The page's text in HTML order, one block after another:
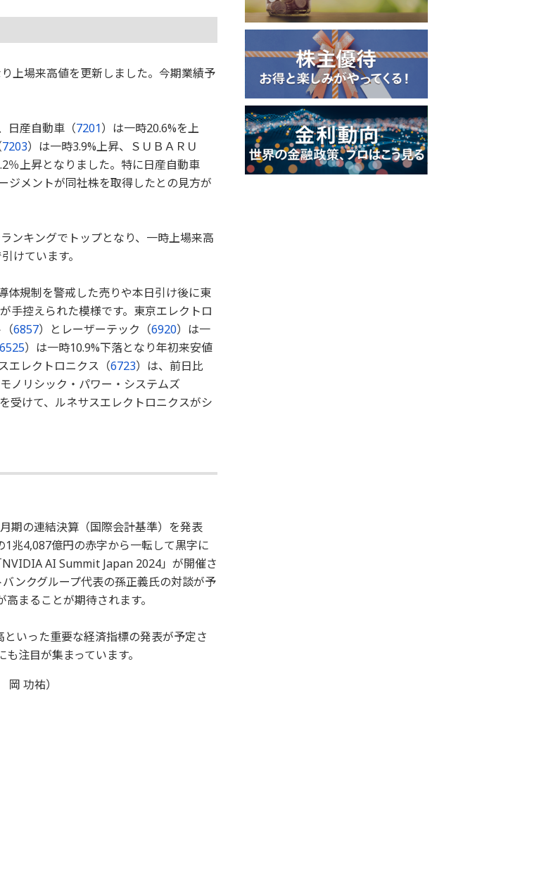
上場来高値を更新しました。今期業績予
日産自動車（7201）は一時20.6%を上
7203）は一時3.9%上昇、ＳＵＢＡＲＵ
％上昇となりました。特に日産自動車
ジメントが同社株を取得したとの見方が
ンキングでトップとなり、一時上場来高
けています。
体規制を警戒した売りや本日引け後に東
手控えられた模様です。東京エレクトロ
6857）とレーザーテック（6920）は一
6525）は一時10.9%下落となり年初来安値
エレクトロニクス（6723）は、前日比
ノリシック・パワー・システムズ
受けて、ルネサスエレクトロニクスがシ
期の連結決算（国際会計基準）を発表
兆4,087億円の赤字から一転して黒字に
AI Summit Japan 2024」が開催さ
ンクグループ代表の孫正義氏の対談が予
まることが期待されます。
いった重要な経済指標の発表が予定さ
注目が集まっています。
功祐）